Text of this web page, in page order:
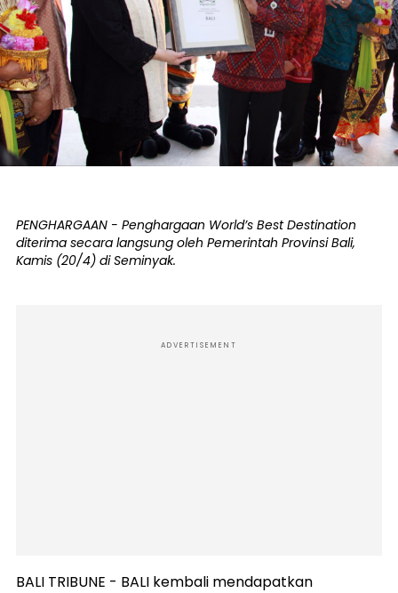
PENGHARGAAN - Penghargaan World’s Best Destination
diterima secara langsung oleh Pemerintah Provinsi Bali,
Kamis (20/4) di Seminyak.
ADVERTISEMENT
BALI TRIBUNE - BALI kembali mendapatkan